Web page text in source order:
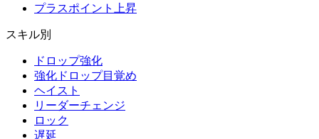
プラスポイント上昇
スキル別
ドロップ強化
強化ドロップ目覚め
ヘイスト
リーダーチェンジ
ロック
遅延